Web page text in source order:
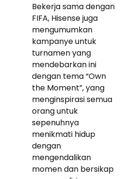
Bekerja sama dengan
FIFA, Hisense juga
mengumumkan
kampanye untuk
turnamen yang
mendebarkan ini
dengan tema “Own
the Moment”, yang
menginspirasi semua
orang untuk
sepenuhnya
menikmati hidup
dengan
mengendalikan
momen dan bersikap